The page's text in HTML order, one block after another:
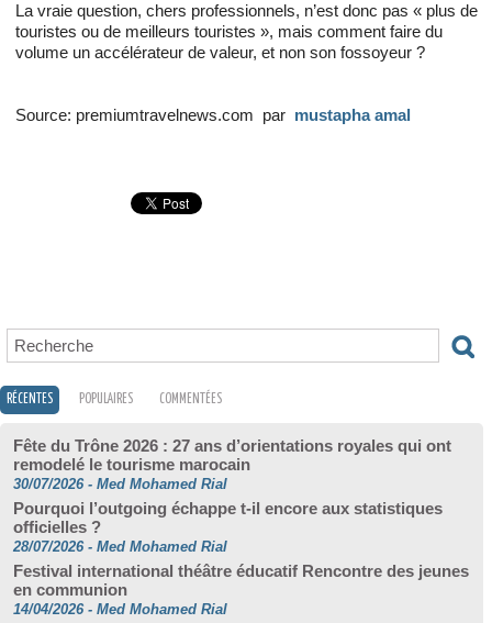
La vraie question, chers professionnels, n’est donc pas « plus de
touristes ou de meilleurs touristes », mais comment faire du
volume un accélérateur de valeur, et non son fossoyeur ?
Source: premiumtravelnews.com par mustapha amal
RÉCENTES POPULAIRES COMMENTÉES
Fête du Trône 2026 : 27 ans d’orientations royales qui ont
remodelé le tourisme marocain
30/07/2026 - Med Mohamed Rial
Pourquoi l’outgoing échappe t-il encore aux statistiques
officielles ?
28/07/2026 - Med Mohamed Rial
Festival international théâtre éducatif Rencontre des jeunes
en communion
14/04/2026 - Med Mohamed Rial